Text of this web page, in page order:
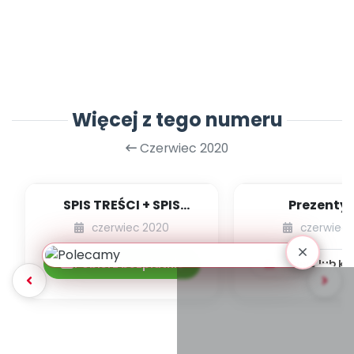
Więcej z tego numeru
Czerwiec 2020
SPIS TREŚCI + SPIS
POMOCY
DYDAKTYCZNYCH
06.225/2020
czerwiec 2020
Pobierz bezpłatnie
Prezenty
w przedszkolu
już ła...
czerwiec
Pobierz lub